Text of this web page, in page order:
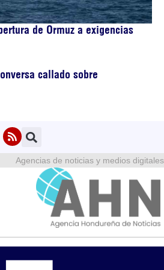
de Ormuz a exigencias
callado sobre
Agencias de noticias y medios digitales